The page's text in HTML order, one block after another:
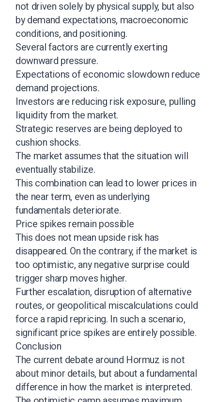
not driven solely by physical supply, but also
by demand expectations, macroeconomic
conditions, and positioning.
Several factors are currently exerting
downward pressure.
Expectations of economic slowdown reduce
demand projections.
Investors are reducing risk exposure, pulling
liquidity from the market.
Strategic reserves are being deployed to
cushion shocks.
The market assumes that the situation will
eventually stabilize.
This combination can lead to lower prices in
the near term, even as underlying
fundamentals deteriorate.
Price spikes remain possible
This does not mean upside risk has
disappeared. On the contrary, if the market is
too optimistic, any negative surprise could
trigger sharp moves higher.
Further escalation, disruption of alternative
routes, or geopolitical miscalculations could
force a rapid repricing. In such a scenario,
significant price spikes are entirely possible.
Conclusion
The current debate around Hormuz is not
about minor details, but about a fundamental
difference in how the market is interpreted.